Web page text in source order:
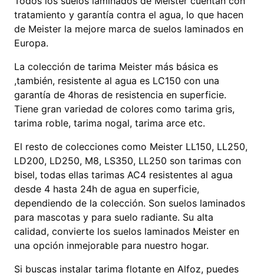
tratamiento y garantía contra el agua, lo que hacen
de Meister la mejore marca de suelos laminados en
Europa.
La colección de tarima Meister más básica es
,también, resistente al agua es LC150 con una
garantía de 4horas de resistencia en superficie.
Tiene gran variedad de colores como tarima gris,
tarima roble, tarima nogal, tarima arce etc.
El resto de colecciones como Meister LL150, LL250,
LD200, LD250, M8, LS350, LL250 son tarimas con
bisel, todas ellas tarimas AC4 resistentes al agua
desde 4 hasta 24h de agua en superficie,
dependiendo de la colección. Son suelos laminados
para mascotas y para suelo radiante. Su alta
calidad, convierte los suelos laminados Meister en
una opción inmejorable para nuestro hogar.
Si buscas instalar tarima flotante en Alfoz, puedes